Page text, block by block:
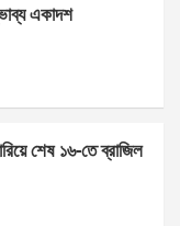
একাদশ
শেষ ১৬-তে ব্রাজিল